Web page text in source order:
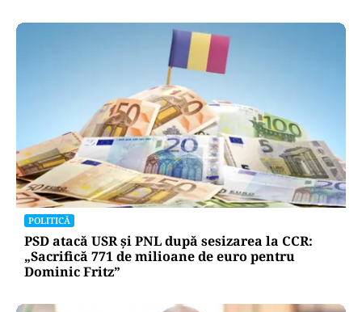
POLITICĂ
PSD atacă USR și PNL după sesizarea la CCR:
„Sacrifică 771 de milioane de euro pentru
Dominic Fritz”